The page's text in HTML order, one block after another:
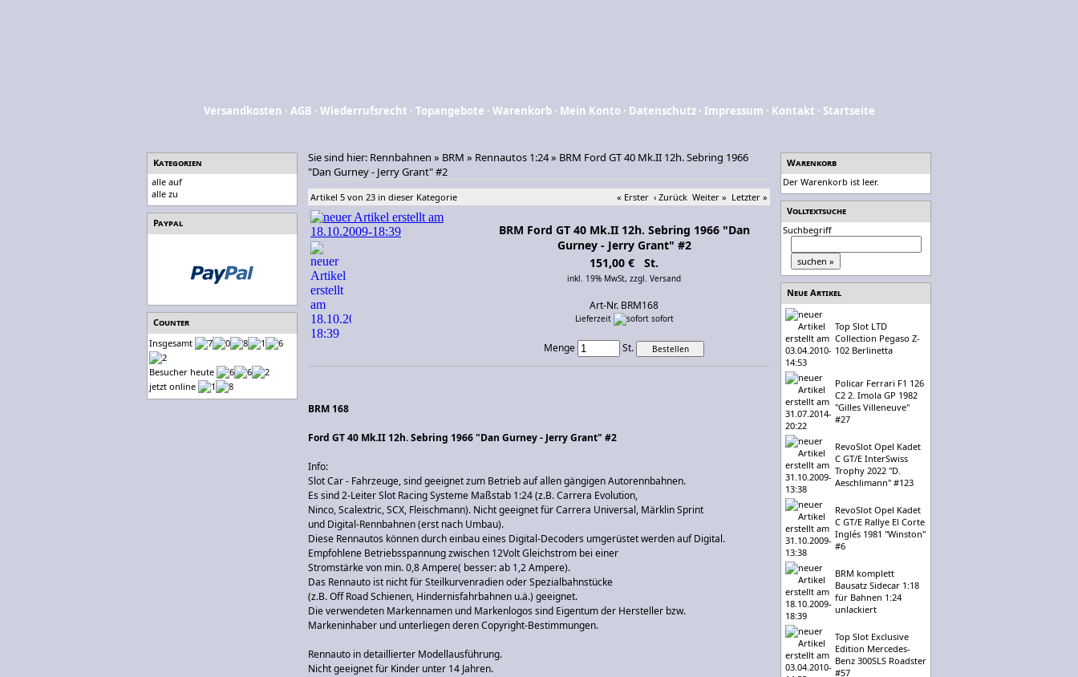
Versandkosten · AGB · Wiederrufsrecht · Topangebote · Warenkorb· Mein Konto · Datenschutz· Impressum · Kontakt · Startseite
Kategorien
alle auf
alle zu
Paypal
Counter
Insgesamt
Besucher heute
jetzt online
Sie sind hier: Rennbahnen » BRM » Rennautos 1:24» BRM Ford GT 40 Mk.II 12h. Sebring 1966
"Dan Gurney - Jerry Grant" #2
Artikel 5 von 23 in dieser Kategorie « Erster ‹ Zurück Weiter » Letzter »
BRM Ford GT 40 Mk.II 12h. Sebring 1966 "Dan
Gurney - Jerry Grant" #2
151,00 € St.
inkl. 19% MwSt, zzgl. Versand
Art-Nr. BRM168
Lieferzeit sofort
Menge St.
BRM 168
Ford GT 40 Mk.II 12h. Sebring 1966 "Dan Gurney - Jerry Grant" #2
Info:
Slot Car - Fahrzeuge, sind geeignet zum Betrieb auf allen gängigen Autorennbahnen.
Es sind 2-Leiter Slot Racing Systeme Maßstab 1:24 (z.B. Carrera Evolution,
Ninco, Scalextric, SCX, Fleischmann). Nicht geeignet für Carrera Universal, Märklin Sprint
und Digital-Rennbahnen (erst nach Umbau).
Diese Rennautos können durch einbau eines Digital-Decoders umgerüstet werden auf Digital.
Empfohlene Betriebsspannung zwischen 12Volt Gleichstrom bei einer
Stromstärke von min. 0,8 Ampere( besser: ab 1,2 Ampere).
Das Rennauto ist nicht für Steilkurvenradien oder Spezialbahnstücke
(z.B. Off Road Schienen, Hindernisfahrbahnen u.ä.) geeignet.
Die verwendeten Markennamen und Markenlogos sind Eigentum der Hersteller bzw.
Markeninhaber und unterliegen deren Copyright-Bestimmungen.
Rennauto in detaillierter Modellausführung.
Nicht geeignet für Kinder unter 14 Jahren.
Warenkorb
Der Warenkorb ist leer.
Volltextsuche
Suchbegriff
Neue Artikel
Top Slot LTD
Collection Pegaso Z-
102 Berlinetta
Policar Ferrari F1 126
C2 2. Imola GP 1982
"Gilles Villeneuve"
#27
RevoSlot Opel Kadet
C GT/E InterSwiss
Trophy 2022 "D.
Aeschlimann" #123
RevoSlot Opel Kadet
C GT/E Rallye El Corte
Inglés 1981 "Winston"
#6
BRM komplett
Bausatz Sidecar 1:18
für Bahnen 1:24
unlackiert
Top Slot Exclusive
Edition Mercedes-
Benz 300SLS Roadster
#57